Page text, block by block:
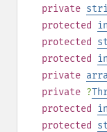
private
protected
protected
protected
private
private ?
protected
protected